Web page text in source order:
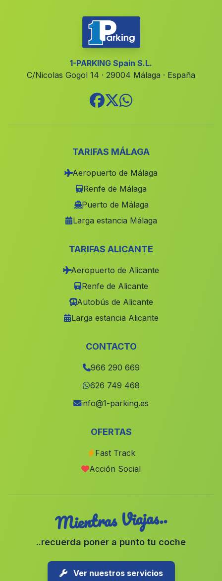
1-PARKING Spain S.L.
C/Nicolas Gogol 14 · 29004 Málaga · España
TARIFAS MÁLAGA
Aeropuerto de Málaga
Renfe de Málaga
Puerto de Málaga
Larga estancia Málaga
TARIFAS ALICANTE
Aeropuerto de Alicante
Renfe de Alicante
Autobús de Alicante
Larga estancia Alicante
CONTACTO
966 290 669
626 749 468
info@1-parking.es
OFERTAS
Fast Track
Acción Social
Mientras Viajas..
..recuerda poner a punto tu coche
Ver nuestros servicios